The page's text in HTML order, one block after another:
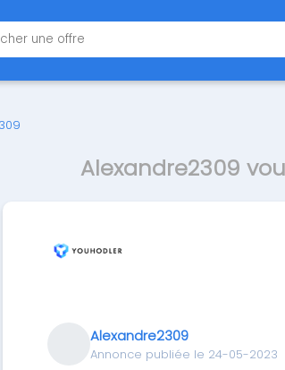
Alexandre2309
Alexandre2309
Annonce publiée le 24-05-2023